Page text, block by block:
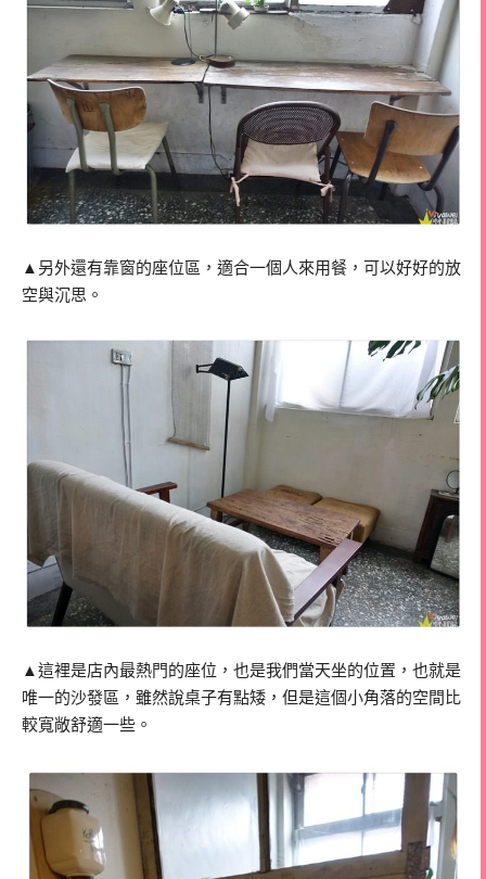
▲另外還有靠窗的座位區，適合一個人來用餐，可以好好的放
空與沉思。
▲這裡是店內最熱門的座位，也是我們當天坐的位置，也就是
唯一的沙發區，雖然說桌子有點矮，但是這個小角落的空間比
較寬敞舒適一些。